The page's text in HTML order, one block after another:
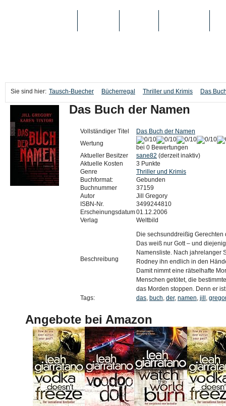
Sie sind hier: Tausch-Buecher Bücherregal Thriller und Krimis Das
Das Buch der Namen
Vollständiger Titel
Das Buch der Namen
Wertung
bei 0 Bewertungen
Aktueller Besitzer
sane82 (derzeit inaktiv)
Aktuelle Kosten
3 Punkte
Genre
Thriller und Krimis
Buchformat:
Gebunden
Buchnummer
37159
Autor
Jill Gregory
ISBN-Nr.
3499244810
Erscheinungsdatum01.12.2006
Verlag
Weltbild
Beschreibung
Die sechsunddreißig
Das weiß nur Gott – und
Namensliste. Nach jahrelanger
Rodney ihn endlich in den
Damit nimmt eine rätselhafte
Menschen getötet, die
das Morden stoppen. Denn er
Tags:
das, buch, der, namen, jill ,
Angebote bei Amazon